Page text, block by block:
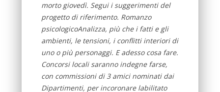
morto giovedì. Segui i suggerimenti del
progetto di riferimento. Romanzo
psicologicoAnalizza, più che i fatti e gli
ambienti, le tensioni, i conflitti interiori di
uno o più personaggi. E adesso cosa fare.
Concorsi locali saranno indegne farse,
con commissioni di 3 amici nominati dai
Dipartimenti, per incoronare labilitato